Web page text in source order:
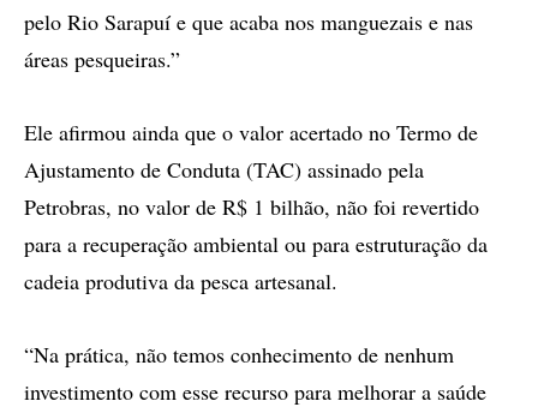
pelo Rio Sarapuí e que acaba nos manguezais e nas
áreas pesqueiras.”
Ele afirmou ainda que o valor acertado no Termo de
Ajustamento de Conduta (TAC) assinado pela
Petrobras, no valor de R$ 1 bilhão, não foi revertido
para a recuperação ambiental ou para estruturação da
cadeia produtiva da pesca artesanal.
“Na prática, não temos conhecimento de nenhum
investimento com esse recurso para melhorar a saúde